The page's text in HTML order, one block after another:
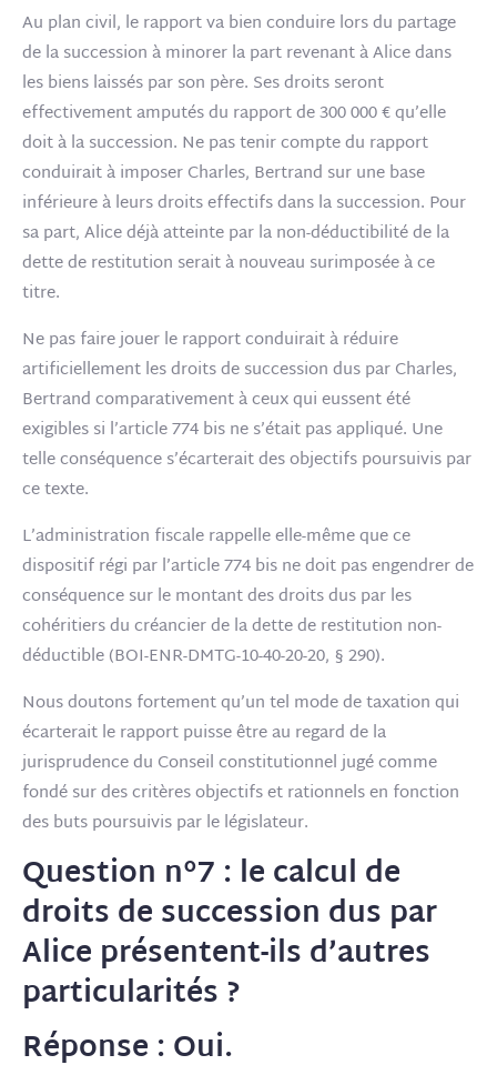
Au plan civil, le rapport va bien conduire lors du partage
de la succession à minorer la part revenant à Alice dans
les biens laissés par son père. Ses droits seront
effectivement amputés du rapport de 300 000 € qu’elle
doit à la succession. Ne pas tenir compte du rapport
conduirait à imposer Charles, Bertrand sur une base
inférieure à leurs droits effectifs dans la succession. Pour
sa part, Alice déjà atteinte par la non-déductibilité de la
dette de restitution serait à nouveau surimposée à ce
titre.
Ne pas faire jouer le rapport conduirait à réduire
artificiellement les droits de succession dus par Charles,
Bertrand comparativement à ceux qui eussent été
exigibles si l’article 774 bis ne s’était pas appliqué. Une
telle conséquence s’écarterait des objectifs poursuivis par
ce texte.
L’administration fiscale rappelle elle-même que ce
dispositif régi par l’article 774 bis ne doit pas engendrer de
conséquence sur le montant des droits dus par les
cohéritiers du créancier de la dette de restitution non-
déductible (BOI-ENR-DMTG-10-40-20-20, § 290).
Nous doutons fortement qu’un tel mode de taxation qui
écarterait le rapport puisse être au regard de la
jurisprudence du Conseil constitutionnel jugé comme
fondé sur des critères objectifs et rationnels en fonction
des buts poursuivis par le législateur.
Question n°7 : le calcul de
droits de succession dus par
Alice présentent-ils d’autres
particularités ?
Réponse : Oui.